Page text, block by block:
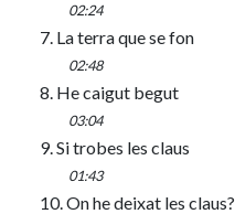
02:24
7. La terra que se fon
02:48
8. He caigut begut
03:04
9. Si trobes les claus
01:43
10. On he deixat les claus?